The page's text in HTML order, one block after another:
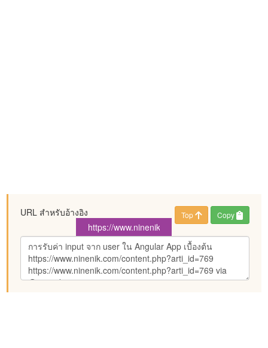
URL สำหรับอ้างอิง Top Copy